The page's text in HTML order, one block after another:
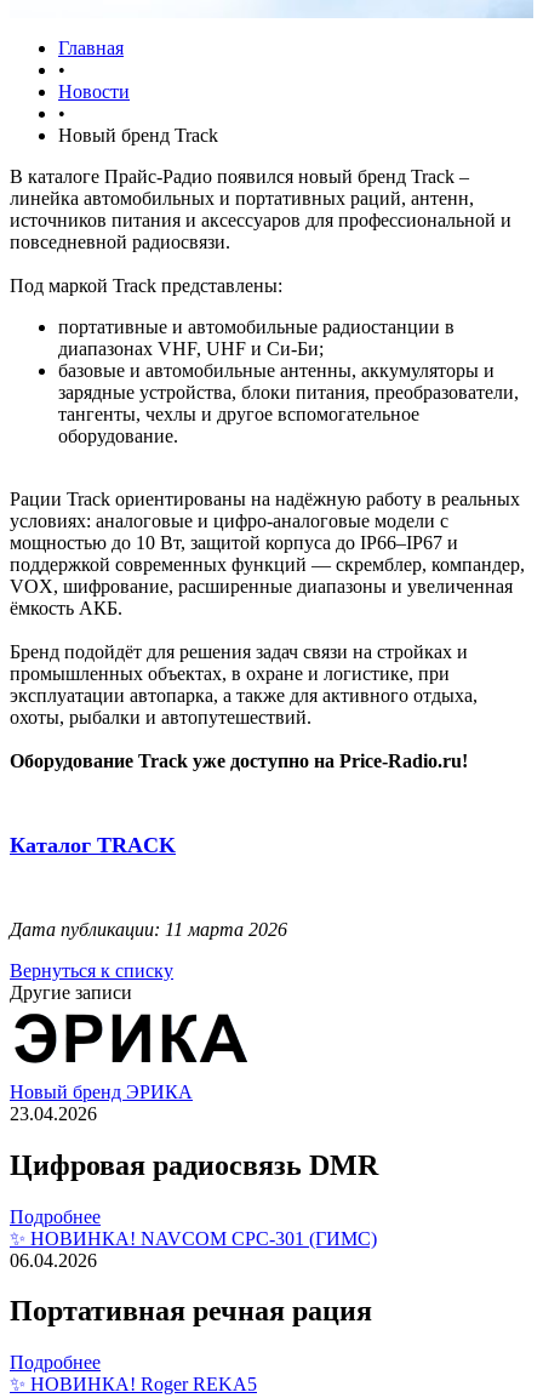
Главная
•
Новости
•
Новый бренд Track
В каталоге Прайс-Радио появился новый бренд Track –
линейка автомобильных и портативных раций, антенн,
источников питания и аксессуаров для профессиональной и
повседневной радиосвязи.
Под маркой Track представлены:
портативные и автомобильные радиостанции в
диапазонах VHF, UHF и Си-Би;
базовые и автомобильные антенны, аккумуляторы и
зарядные устройства, блоки питания, преобразователи,
тангенты, чехлы и другое вспомогательное
оборудование.
Рации Track ориентированы на надёжную работу в реальных
условиях: аналоговые и цифро-аналоговые модели с
мощностью до 10 Вт, защитой корпуса до IP66–IP67 и
поддержкой современных функций — скремблер, компандер,
VOX, шифрование, расширенные диапазоны и увеличенная
ёмкость АКБ.
Бренд подойдёт для решения задач связи на стройках и
промышленных объектах, в охране и логистике, при
эксплуатации автопарка, а также для активного отдыха,
охоты, рыбалки и автопутешествий.
Оборудование Track уже доступно на Price-Radio.ru!
Каталог TRACK
Дата публикации: 11 марта 2026
Вернуться к списку
Другие записи
Новый бренд ЭРИКА
23.04.2026
Цифровая радиосвязь DMR
Подробнее
✨ НОВИНКА! NAVCOM СРС-301 (ГИМС)
06.04.2026
Портативная речная рация
Подробнее
✨ НОВИНКА! Roger REKA5